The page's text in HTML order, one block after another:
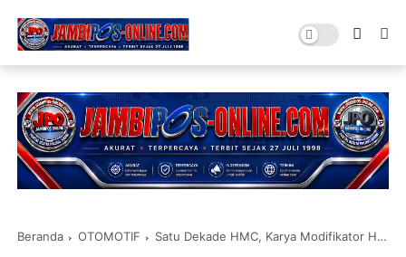
Beranda OTOMOTIF Satu Dekade HMC, Karya Modifikator Honda Semakin Kompetitif